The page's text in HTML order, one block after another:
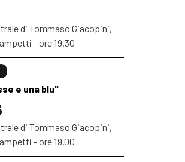
di Tommaso Giacopini,
- ore 19.30
e una blu"
di Tommaso Giacopini,
- ore 19.00